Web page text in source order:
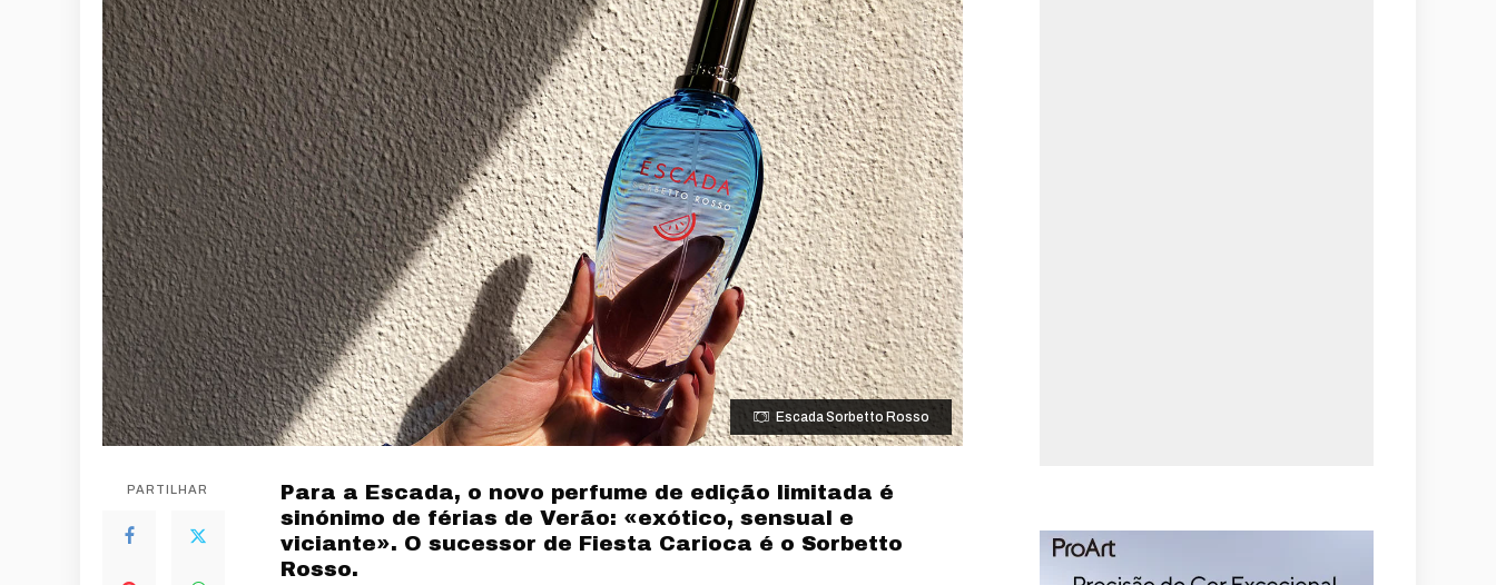
Escada Sorbetto Rosso
PARTILHAR
Para a Escada, o novo perfume de edição limitada é
sinónimo de férias de Verão: «exótico, sensual e
viciante». O sucessor de Fiesta Carioca é o Sorbetto
Rosso.